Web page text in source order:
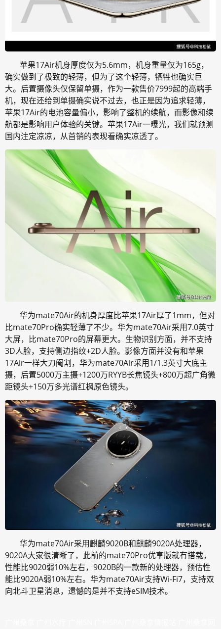
苹果17Air机身厚度仅为5.6mm，机身重量仅为165g，
确实做到了极致的轻薄，但为了这个轻薄，牺牲也确实巨
大。后置摄像头仅保留单摄，作为一款售价7999起的高端手
机，现在还给到单摄确实说不过去，也正是因为追求轻薄，
苹果17Air的电池容量偏小，影响了整机的续航，而影像和续
航都是影响用户体验的关键。苹果17Air一曝光，我们就预测
国内注定凉凉，从首销的表现看确实凉透了。
华为mate70Air的机身厚度比苹果17Air厚了1mm，但对
比mate70Pro确实轻薄了不少。华为mate70Air采用7.0英寸
大屏，比mate70Pro的屏幕更大。生物识别方面，并不支持
3D人脸，支持侧边指纹+2D人脸。影像方面并没有和苹果
17Air一样大刀阉割，华为mate70Air采用1/1.3英寸大底主
摄，后置5000万主摄+1200万RYYB长焦镜头+800万超广角微
距镜头+150万多光谱红枫原色镜头。
华为mate70Air采用麒麟9020B和麒麟9020A处理器，
9020A大家很清晰了，此前的mate70Pro优享版就有搭载，
性能比9020弱10%左右，9020B的一款新的处理器，预估性
能比9020A弱10%左右。华为mate70Air支持Wi-Fi7，支持双
向北斗卫星消息，遗憾的是并不支持eSIM技术。